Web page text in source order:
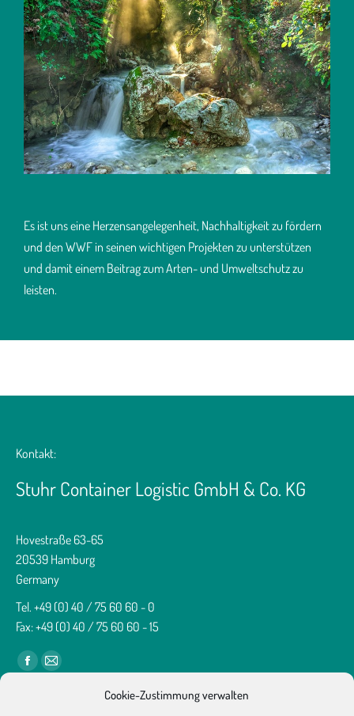
Cookie-Zustimmung verwalten
Es ist uns eine Herzensangelegenheit, Nachhaltigkeit zu fördern
und den WWF in seinen wichtigen Projekten zu unterstützen
und damit einem Beitrag zum Arten- und Umweltschutz zu
leisten.
Kontakt:
Stuhr Container Logistic GmbH & Co. KG
Hovestraße 63-65
20539 Hamburg
Germany
Tel. +49 (0) 40 / 75 60 60 - 0
Fax: +49 (0) 40 / 75 60 60 - 15
Finden Sie uns auf:
Facebook
E-
Mit dem Laden der Karte akzeptieren Sie die Datenschutzerklärung